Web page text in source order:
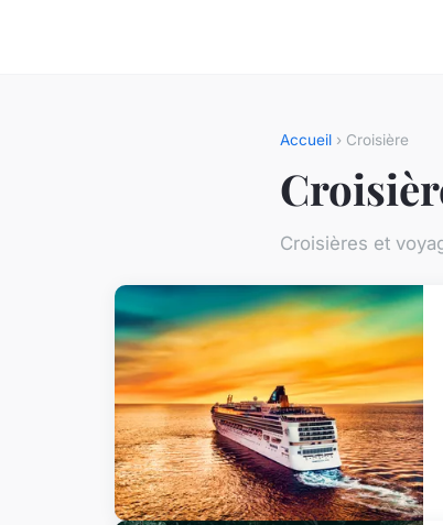
Accueil › Croisière
Croisières et